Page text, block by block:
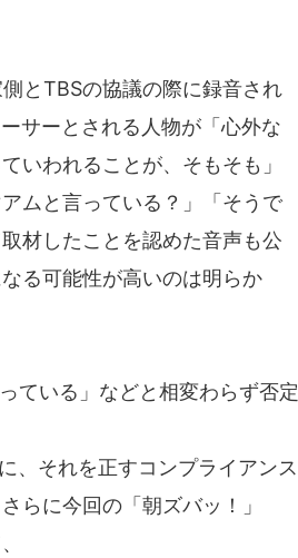
とTBSの協議の際に録音され
サーとされる人物が「心外な
いわれることが、そもそも」
ムと言っている？」「そうで
材したことを認めた音声も公
る可能性が高いのは明らか
ている」などと相変わらず否定
、それを正すコンプライアンス
らに今回の「朝ズバッ！」